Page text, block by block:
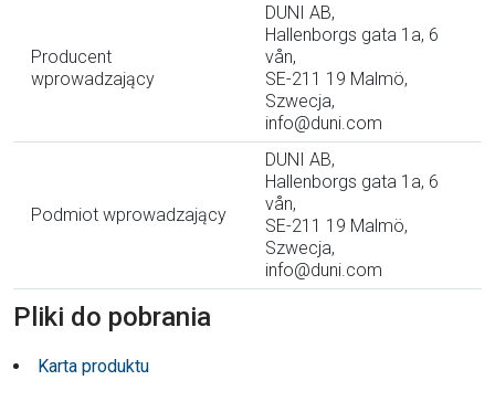
Producent
wprowadzający
DUNI AB,
Hallenborgs gata 1a, 6
vån,
SE-211 19 Malmö,
Szwecja,
info@duni.com
Podmiot wprowadzający
DUNI AB,
Hallenborgs gata 1a, 6
vån,
SE-211 19 Malmö,
Szwecja,
info@duni.com
Pliki do pobrania
Karta produktu